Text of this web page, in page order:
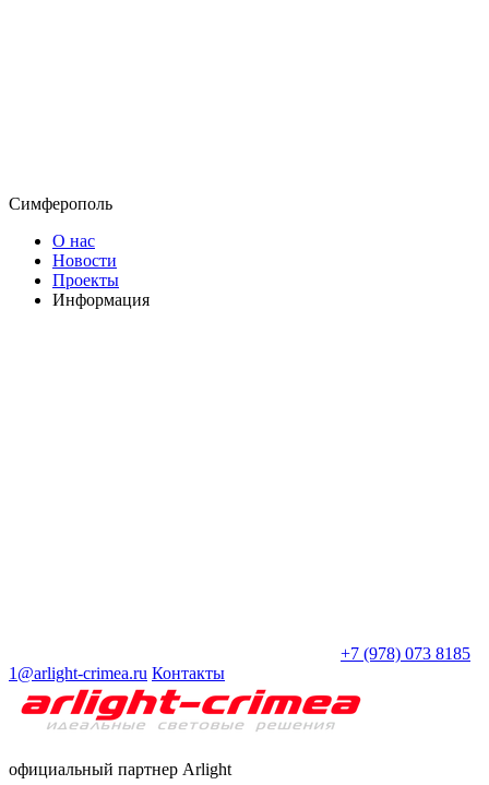
Симферополь
О нас
Новости
Проекты
Информация
+7 (978) 073 8185
1@arlight-crimea.ru Контакты
официальный партнер Arlight